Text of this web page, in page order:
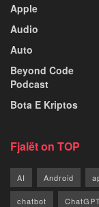
Apple
Audio
Auto
Beyond Code
Podcast
Bota E Kriptos
Fjalët on TOP
AI Android
chatbot